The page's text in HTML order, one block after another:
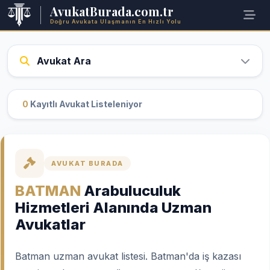
AvukatBurada.com.tr
Doğru Avukata Ulaşmanın En Hızlı Yolu
Avukat Ara
0 Kayıtlı Avukat Listeleniyor
AVUKAT BURADA
BATMAN Arabuluculuk
Hizmetleri Alanında Uzman
Avukatlar
Batman uzman avukat listesi. Batman'da iş kazası